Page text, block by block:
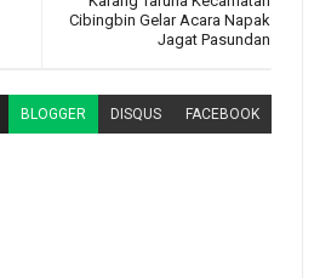
Cibingbin Gelar Acara Napak
Jagat Pasundan
BLOGGER DISQUS FACEBOOK